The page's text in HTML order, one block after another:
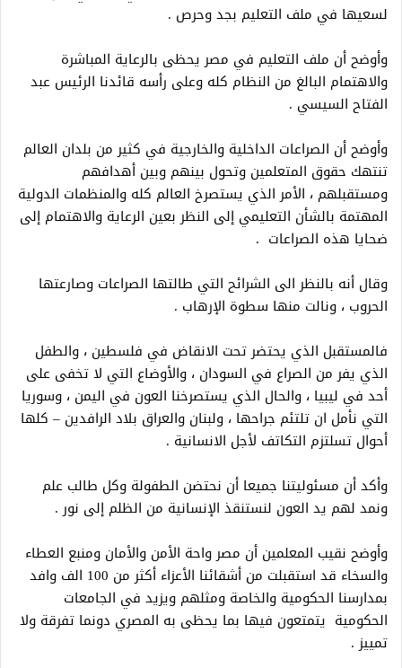
لسعيها في ملف التعليم بجد وحرص .
وأوضح أن ملف التعليم في مصر يحظى بالرعاية المباشرة
والاهتمام البالغ من النظام كله وعلى رأسه قائدنا الرئيس عبد
الفتاح السيسي .
وأوضح أن الصراعات الداخلية والخارجية في كثير من بلدان العالم
تنتهك حقوق المتعلمين وتحول بينهم وبين أهدافهم
ومستقبلهم ، الأمر الذي يستصرخ العالم كله والمنظمات الدولية
المهتمة بالشأن التعليمي إلى النظر بعين الرعاية والاهتمام إلى
ضحايا هذه الصراعات .
وقال أنه بالنظر الى الشرائح التي طالتها الصراعات وصارعتها
الحروب ، ونالت منها سطوة الإرهاب .
فالمستقبل الذي يحتضر تحت الانقاض في فلسطين ، والطفل
الذي يفر من الصراع في السودان ، والأوضاع التي لا تخفى على
أحد في ليبيا ، والحال الذي يستصرخنا العون في اليمن ، وسوريا
التي نأمل ان تلتئم جراحها ، ولبنان والعراق بلاد الرافدين – كلها
أحوال تسلتزم التكاتف لأجل الانسانية .
وأكد أن مسئوليتنا جميعا أن نحتضن الطفولة وكل طالب علم
ونمد لهم يد العون لنستنقذ الإنسانية من الظلم إلى نور .
وأوضح نقيب المعلمين أن مصر واحة الأمن والأمان ومنبع العطاء
والسخاء قد استقبلت من أشقائنا الأعزاء أكثر من 100 الف وافد
بمدارسنا الحكومية والخاصة ومثلهم ويزيد في الجامعات
الحكومية يتمتعون فيها بما يحظى به المصري دونما تفرقة ولا
تمييز .